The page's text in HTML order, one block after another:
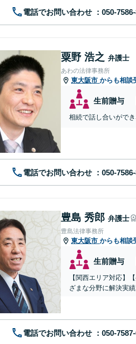
電話でお問い合わせ
粟野 浩之 弁護士
あわの法律事務所
東大阪市 からも相談
生前贈与
相続で話し合いがで
電話でお問い合わせ
豊島 秀郎 弁護士
豊島法律事務所
東大阪市 からも相談
生前贈与
【関西エリア対応】
ざまな分野に解決実
電話でお問い合わせ